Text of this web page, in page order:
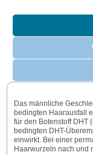
Das männliche
bedingten Haarausfall
für den Botenstoff DHT
bedingten DHT-
einwirkt. Bei einer
Haarwurzeln nach und